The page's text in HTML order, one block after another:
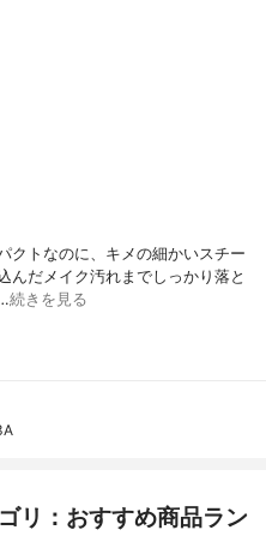
クトなのに、キメの細かいスチー
んだメイク汚れまでしっかり落と
続きを見る
リ：おすすめ商品ラン